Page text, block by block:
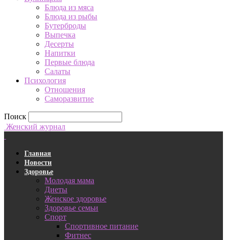
Блюда из мяса
Блюда из рыбы
Бутерброды
Выпечка
Десерты
Напитки
Первые блюда
Салаты
Психология
Отношения
Саморазвитие
Поиск
Женский журнал
Главная
Новости
Здоровье
Молодая мама
Диеты
Женское здоровье
Здоровье семьи
Спорт
Спортивное питание
Фитнес